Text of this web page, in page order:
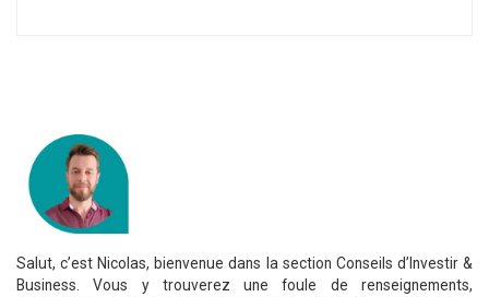
Salut, c’est Nicolas, bienvenue dans la section Conseils d’Investir &
Business. Vous y trouverez une foule de renseignements,